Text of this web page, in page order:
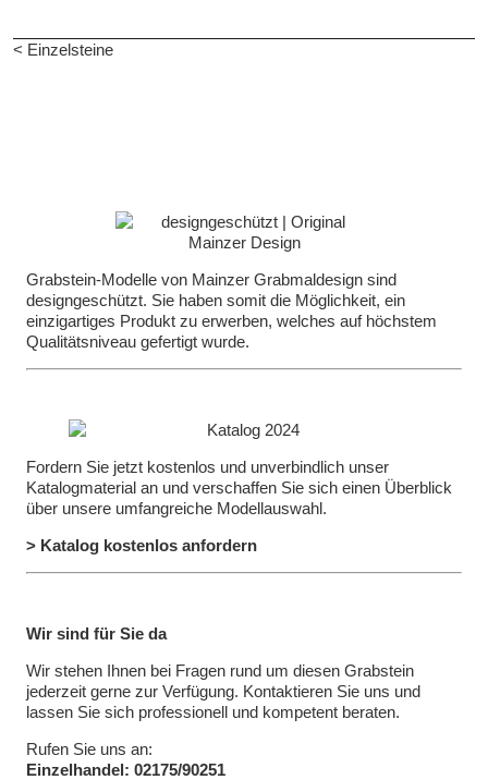
< Einzelsteine
Grabstein-Modelle von Mainzer Grabmaldesign sind
designgeschützt. Sie haben somit die Möglichkeit, ein
einzigartiges Produkt zu erwerben, welches auf höchstem
Qualitätsniveau gefertigt wurde.
Fordern Sie jetzt kostenlos und unverbindlich unser
Katalogmaterial an und verschaffen Sie sich einen Überblick
über unsere umfangreiche Modellauswahl.
> Katalog kostenlos anfordern
Wir sind für Sie da
Wir stehen Ihnen bei Fragen rund um diesen Grabstein
jederzeit gerne zur Verfügung. Kontaktieren Sie uns und
lassen Sie sich professionell und kompetent beraten.
Rufen Sie uns an:
Einzelhandel: 02175/90251